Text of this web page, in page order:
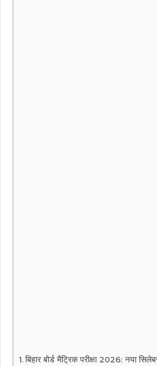
बिहार बोर्ड मैट्रिक परीक्षा 2026: नया